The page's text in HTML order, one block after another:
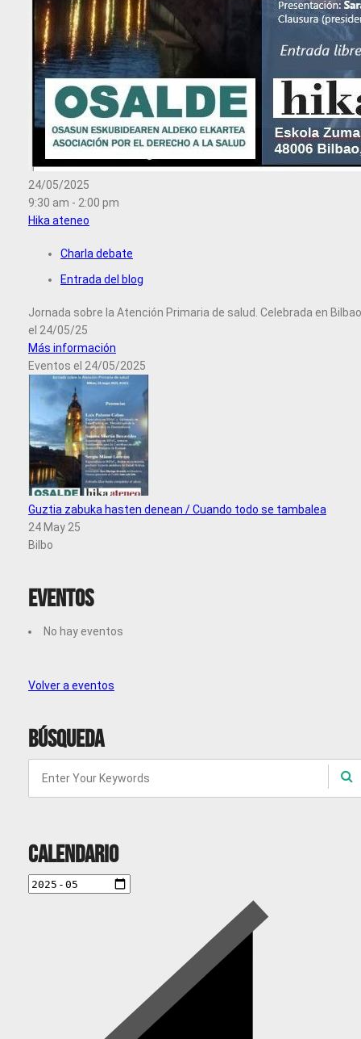
24/05/2025
9:30 am - 2:00 pm
Hika ateneo
Charla debate
Entrada del blog
Jornada sobre la Atención Primaria de salud. Celebrada en Bilbao
el 24/05/25
Más información
Eventos el 24/05/2025
Guztia zabuka hasten denean / Cuando todo se tambalea
24 May 25
Bilbo
Eventos
No hay eventos
Volver a eventos
Búsqueda
Calendario